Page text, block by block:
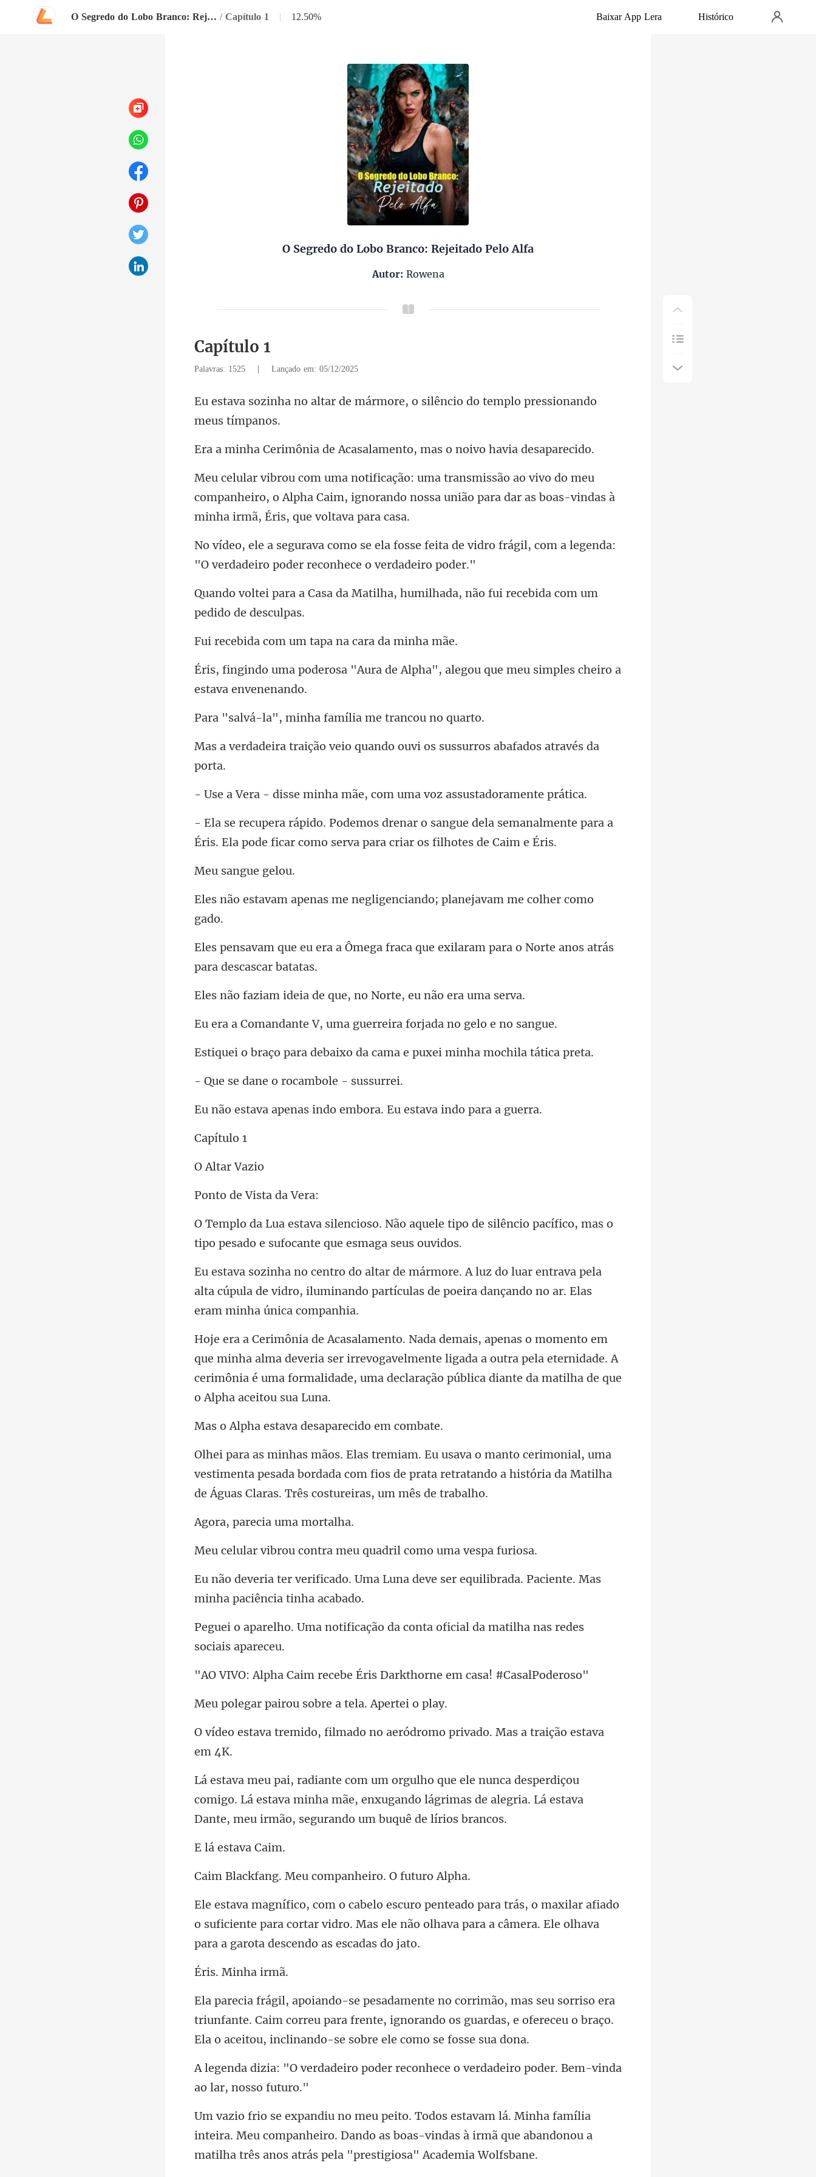
O Segredo do Lobo Branco: Rejeitado Pelo Alfa / Capítulo 1 | 12.50% Baixar App Lera Histórico
O Segredo do Lobo Branco: Rejeitado Pelo Alfa
Autor: Rowena
Capítulo 1
Palavras: 1525 | Lançado em: 05/12/2025
mármore, o silêncio do templ
e Acasalamento, mas o n
o do meu
companheiro, o Alpha Caim, ignorando nossa união para
feita de vidro frágil, com a legenda:
"O ve
tilha, humilhada, não fui receb
m um tapa na ca
a de Alpha", alegou que meu simp
minha família me
io quando ouvi os sussurros
nha mãe, com uma voz as
e dela semanalmente para a
Éris. Ela pode ficar
angue
me negligenciando; plane
fraca que exilaram para o Norte a
a de que, no Norte,
, uma guerreira forja
baixo da cama e puxei mi
e o rocambol
indo embora. Eu estav
ítu
tar
e Vista
ele tipo de silêncio pacífico, mas o
tipo
uar entrava pela
alta cúpula de vidro, iluminando partícula
ma deveria ser irrevogavelmente ligada a outra pela eternidade. A
cerimônia é uma f
tava desaparec
, uma
vestimenta pesada bordada com fios de prata retratando a histó
recia uma
ontra meu quadril co
Luna deve ser equilibrada. Paciente
ação da conta oficial da matil
ecebe Éris Darkthorne
ou sobre a tela.
mado no aeródromo privado.
içou
comigo. Lá estava minha mãe, enxugando lágrimas de alegria.
estav
Meu companheiro.
xilar afiado
o suficiente para cortar vidro. Mas ele não olhava pa
Minh
era
triunfante. Caim correu para frente, ignorando os guardas, e oferec
der reconhece o verdadeiro poder.
lia
inteira. Meu companheiro. Dando as boas-vindas à irmã que abando